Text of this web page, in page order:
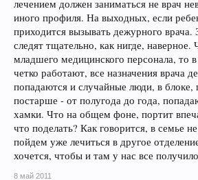
лечением должен заниматься не врач
иного профиля. На выходных, если
приходится вызывать дежурного врача.
следят тщательно, как нигде, наверное.
младшего медицинского персонала, то
четко работают, все назначения врача
попадаются и случайные люди, в блоке,
постарше - от полугода до года,
хамки. Что на общем фоне, портит
что поделать? Как говорится, в семье
пойдем уже лечиться в другое
хочется, чтобы и там у нас все
8 май 2011